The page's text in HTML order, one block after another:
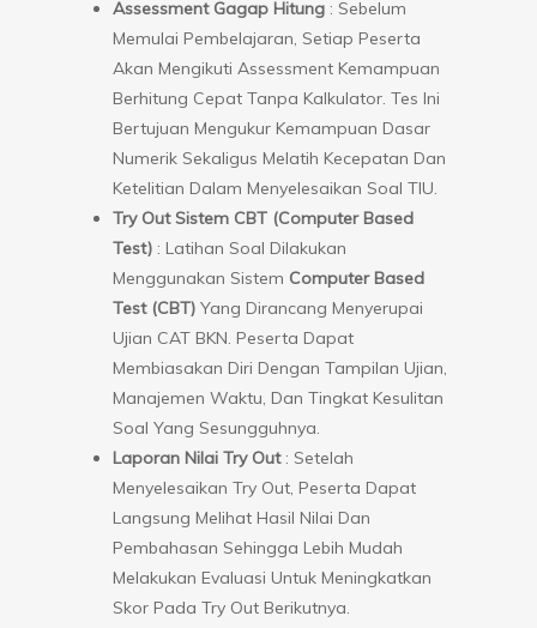
Assessment Gagap Hitung : Sebelum
Memulai Pembelajaran, Setiap Peserta
Akan Mengikuti Assessment Kemampuan
Berhitung Cepat Tanpa Kalkulator. Tes Ini
Bertujuan Mengukur Kemampuan Dasar
Numerik Sekaligus Melatih Kecepatan Dan
Ketelitian Dalam Menyelesaikan Soal TIU.
Try Out Sistem CBT (Computer Based
Test) : Latihan Soal Dilakukan
Menggunakan Sistem Computer Based
Test (CBT) Yang Dirancang Menyerupai
Ujian CAT BKN. Peserta Dapat
Membiasakan Diri Dengan Tampilan Ujian,
Manajemen Waktu, Dan Tingkat Kesulitan
Soal Yang Sesungguhnya.
Laporan Nilai Try Out: Setelah
Menyelesaikan Try Out, Peserta Dapat
Langsung Melihat Hasil Nilai Dan
Pembahasan Sehingga Lebih Mudah
Melakukan Evaluasi Untuk Meningkatkan
Skor Pada Try Out Berikutnya.